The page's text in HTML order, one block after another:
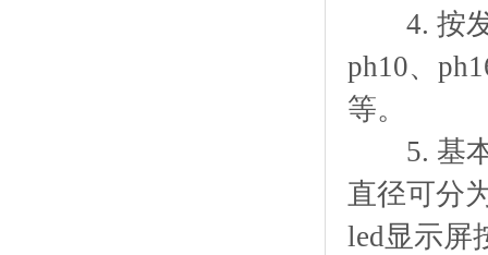
4. 按发
ph10、
等。
5. 基本
直径可分
led显示屏